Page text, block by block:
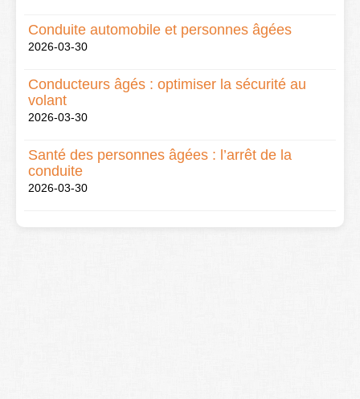
Conduite automobile et personnes âgées
2026-03-30
Conducteurs âgés : optimiser la sécurité au
volant
2026-03-30
Santé des personnes âgées : l’arrêt de la
conduite
2026-03-30